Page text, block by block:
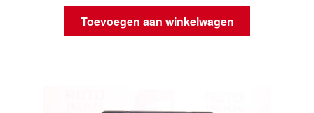
Toevoegen aan winkelwagen